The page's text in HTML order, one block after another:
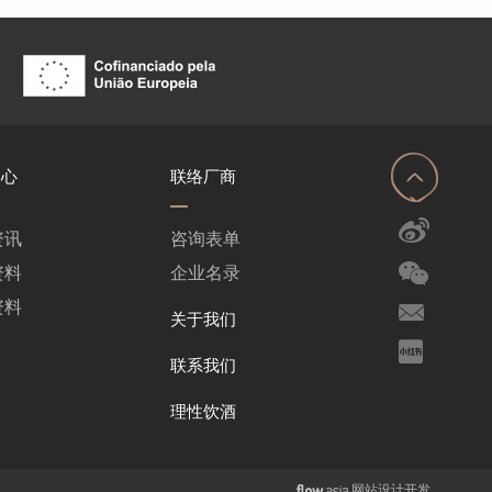
讯
料
料
联络厂商
咨询表单
企业名录
关于我们
联系我们
理性饮酒